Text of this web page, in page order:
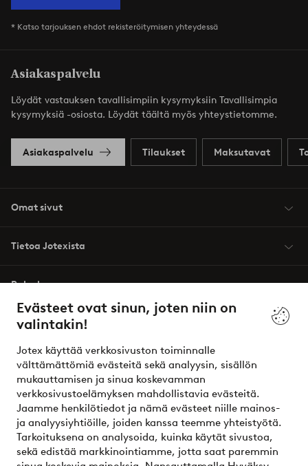
Evästeet ovat sinun, joten niin on
valintakin!
Jotex käyttää verkkosivuston toiminnalle
välttämättömiä evästeitä sekä analyysin, sisällön
mukauttamisen ja sinua koskevamman
verkkosivustoelämyksen mahdollistavia evästeitä.
Jaamme henkilötiedot ja nämä evästeet niille mainos-
ja analyysiyhtiöille, joiden kanssa teemme yhteistyötä.
Tarkoituksena on analysoida, kuinka käytät sivustoa,
sekä edistää markkinointiamme, jotta saat paremmin
* Katso tarjouksen ehdot rekisteröitymisen yhteydessä
Asiakaspalvelu
Löydät vastauksen tavallisimpiin kysymyksiin Tavallisimpia
kysymyksiä -osiosta. Löydät täältä myös yhteystietomme.
Asiakaspalvelu Tilaukset Maksutavat
Omat sivut
Tietoa Jotexista
Palvelumme
Ehdot
Ystävät
Turvalliset maksut – maksa nyt tai erissä
Haluatko tietää lisää maksuvaihtoehdoistamme?
elpy